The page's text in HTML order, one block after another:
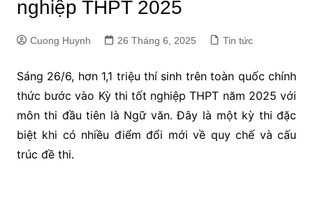
nghiệp THPT 2025
Cuong Huynh 26 Tháng 6, 2025 Tin tức
Sáng 26/6, hơn 1,1 triệu thí sinh trên toàn quốc chính
thức bước vào Kỳ thi tốt nghiệp THPT năm 2025 với
môn thi đầu tiên là Ngữ văn. Đây là một kỳ thi đặc
biệt khi có nhiều điểm đổi mới về quy chế và cấu
trúc đề thi.